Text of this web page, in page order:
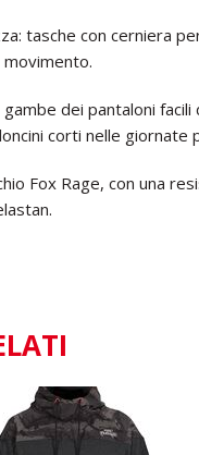
tasche con cerniera
dei pantaloni
corti nelle giornate
Fox Rage, con una